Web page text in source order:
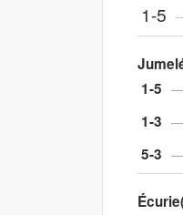
1-5
1-5
1-3
5-3